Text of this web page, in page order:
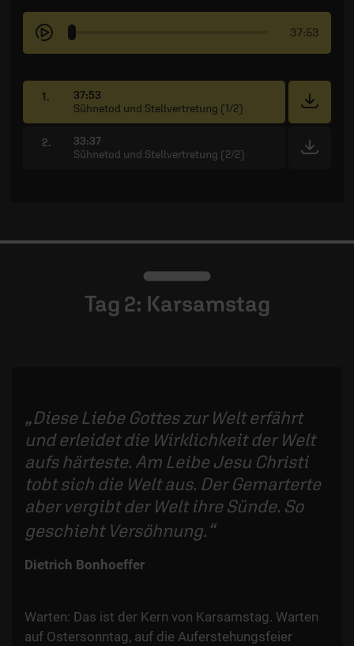
37:53
1.
37:53
Sühnetod und Stellvertretung (1/2)
2.
33:37
Sühnetod und Stellvertretung (2/2)
Tag 2: Karsamstag
Diese Liebe Gottes zur Welt erfährt
und erleidet die Wirklichkeit der Welt
aufs härteste. Am Leibe Jesu Christi
tobt sich die Welt aus. Der Gemarterte
aber vergibt der Welt ihre Sünde. So
geschieht Versöhnung.
Dietrich Bonhoeffer
Warten: Das ist der Kern von Karsamstag. Warten
auf Ostersonntag, auf die Auferstehungsfeier